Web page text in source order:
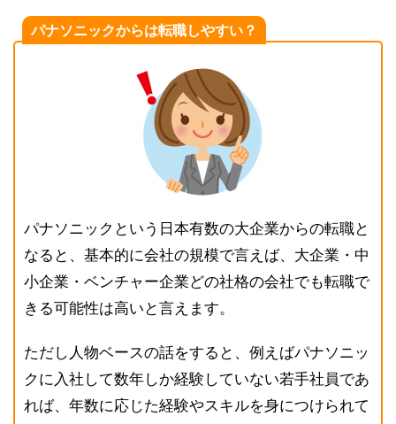
パナソニックからは転職しやすい？
パナソニックという日本有数の大企業からの転職と
なると、基本的に会社の規模で言えば、大企業・中
小企業・ベンチャー企業どの社格の会社でも転職で
きる可能性は高いと言えます。
ただし人物ベースの話をすると、例えばパナソニッ
クに入社して数年しか経験していない若手社員であ
れば、年数に応じた経験やスキルを身につけられて